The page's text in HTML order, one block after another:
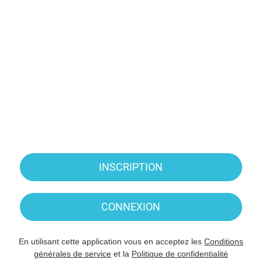
INSCRIPTION
CONNEXION
En utilisant cette application vous en acceptez les Conditions
générales de service et la Politique de confidentialité